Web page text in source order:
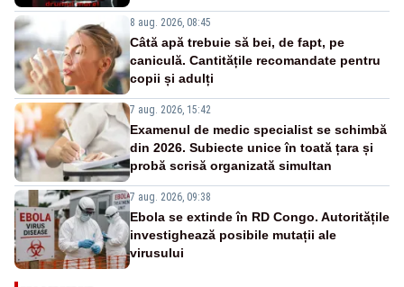
8 aug. 2026, 08:45
Câtă apă trebuie să bei, de fapt, pe
caniculă. Cantitățile recomandate pentru
copii și adulți
7 aug. 2026, 15:42
Examenul de medic specialist se schimbă
din 2026. Subiecte unice în toată țara și
probă scrisă organizată simultan
7 aug. 2026, 09:38
Ebola se extinde în RD Congo. Autoritățile
investighează posibile mutații ale
virusului